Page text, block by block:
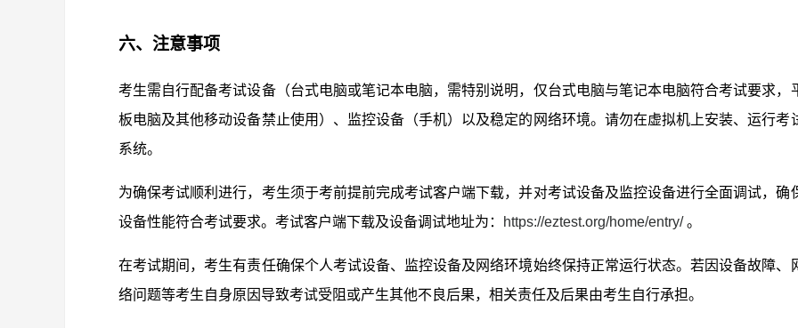
六、注意事项
考生需自行配备考试设备（台式电脑或笔记本电脑，需特别说明，仅台式电脑与笔记本电脑符合考试要求，
板电脑及其他移动设备禁止使用）、监控设备（手机）以及稳定的网络环境。请勿在虚拟机上安装、运行考
系统。
为确保考试顺利进行，考生须于考前提前完成考试客户端下载，并对考试设备及监控设备进行全面调试，确
设备性能符合考试要求。考试客户端下载及设备调试地址为：
https://eztest.org/home/entry/。
在考试期间，考生有责任确保个人考试设备、监控设备及网络环境始终保持正常运行状态。若因设备故障、
络问题等考生自身原因导致考试受阻或产生其他不良后果，相关责任及后果由考生自行承担。